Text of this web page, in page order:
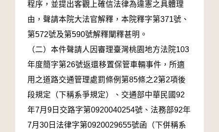
程序，並提出客觀上確信法律為違憲之具體理
由，聲請本院大法官解釋，本院釋字第371號、
第572號及第590號解釋闡釋甚明。
（二）本件聲請人因審理臺灣桃園地方法院103
年度簡字第26號返還移置保管車輛事件，所適
用之道路交通管理處罰條例第85條之2第2項後
段規定（下稱系爭規定）、交通部中華民國92
年7月9日交路字第0920040254號、法務部92年
7月30日法律字第0920029655號函（下併稱系